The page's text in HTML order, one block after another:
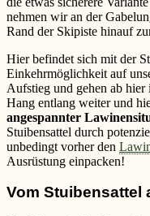
nehmen wir an der
Rand der Skipiste hinauf
Hier befindet sich mit der
Einkehrmöglichkeit auf
Aufstieg und gehen ab hier
Hang entlang weiter und
angespannter
Stuibensattel durch
unbedingt vorher den
Ausrüstung einpacken!
Vom Stuibensattel